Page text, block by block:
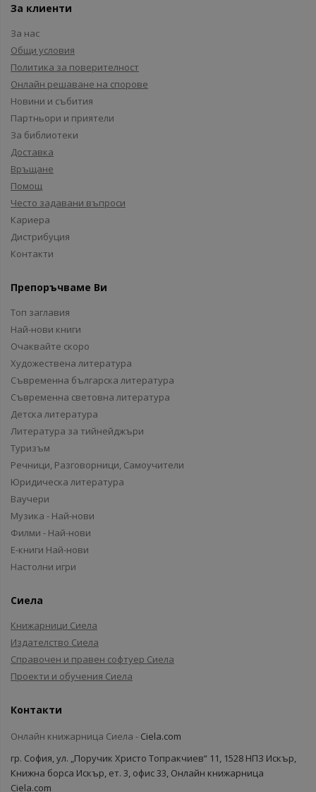
За клиенти
За нас
Общи условия
Политика за поверителност
Онлайн решаване на спорове
Новини и събития
Партньори и приятели
За библиотеки
Доставка
Връщане
Помощ
Често задавани въпроси
Кариера
Дистрибуция
Контакти
Препоръчваме Ви
Топ заглавия
Най-нови книги
Очаквайте скоро
Художествена литература
Съвременна българска литература
Съвременна световна литература
Детска литература
Литература за тийнейджъри
Туризъм
Речници, Разговорници, Самоучители
Юридическа литература
Ваучери
Музика - Най-нови
Филми - Най-нови
Е-книги Най-нови
Настолни игри
Сиела
Книжарници Сиела
Издателство Сиела
Справочен и правен софтуер Сиела
Проекти и обучения Сиела
Контакти
Онлайн книжарница Сиела - Ciela.com
гр. София, ул. „Поручик Христо Топракчиев“ 11, 1528 НПЗ Искър,
Книжна борса Искър, ет. 3, офис 33, Онлайн книжарница
Ciela.com